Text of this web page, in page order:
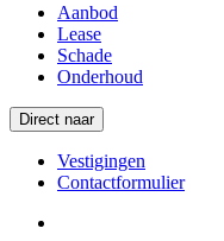
Aanbod
Lease
Schade
Onderhoud
Direct naar
Vestigingen
Contactformulier